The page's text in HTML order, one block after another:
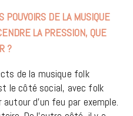
DE LA MUSIQUE
LA PRESSION, QUE
?
de la musique folk
le côté social, avec folk
d’un feu par exemple.